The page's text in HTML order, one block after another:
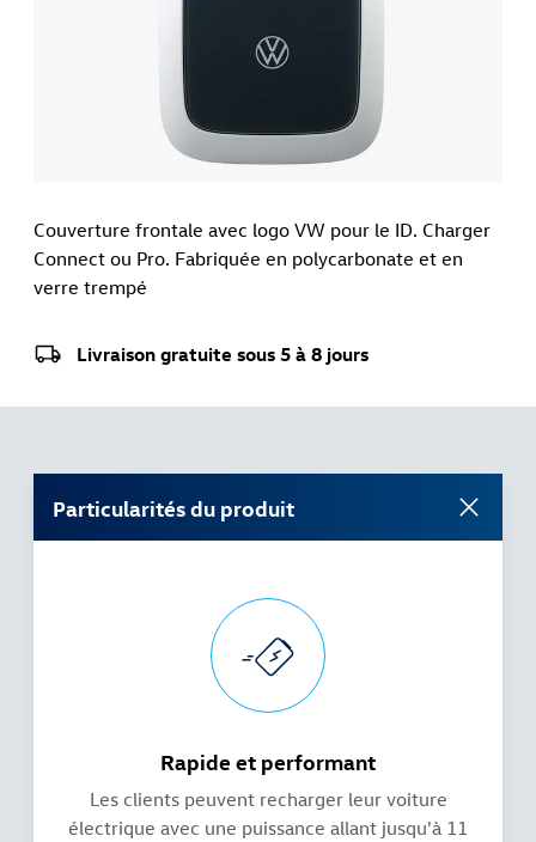
Couverture frontale avec logo VW pour le ID. Charger
Connect ou Pro. Fabriquée en polycarbonate et en
verre trempé
Livraison gratuite sous 5 à 8 jours
Particularités du produit
Rapide et performant
Les clients peuvent recharger leur voiture
électrique avec une puissance allant jusqu'à 11